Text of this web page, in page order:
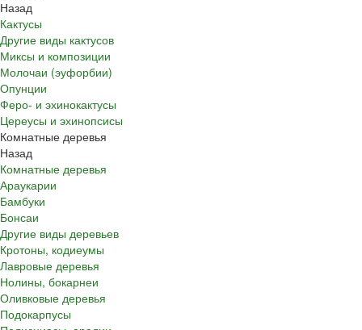
Назад
Кактусы
Другие виды кактусов
Миксы и композиции
Молочаи (эуфорбии)
Опунции
Феро- и эхинокактусы
Цереусы и эхинопсисы
Комнатные деревья
Назад
Комнатные деревья
Араукарии
Бамбуки
Бонсаи
Другие виды деревьев
Кротоны, кодиеумы
Лавровые деревья
Нолины, бокарнеи
Оливковые деревья
Подокарпусы